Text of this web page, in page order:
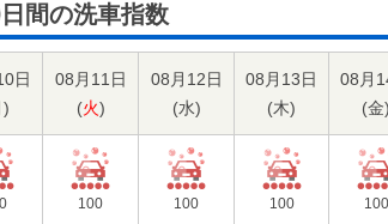
間の洗車指数
日
)
08月11日
(火)
08月12日
(水)
08月13日
(木)
08月
(金)
100 100 100 100